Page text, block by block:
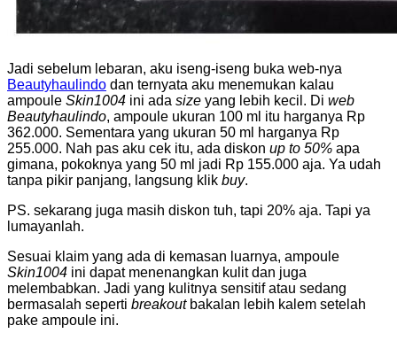
Jadi sebelum lebaran, aku iseng-iseng buka web-nya
Beautyhaulindo dan ternyata aku menemukan kalau
ampoule Skin1004 ini ada size yang lebih kecil. Di web
Beautyhaulindo, ampoule ukuran 100 ml itu harganya Rp
362.000. Sementara yang ukuran 50 ml harganya Rp
255.000. Nah pas aku cek itu, ada diskon up to 50% apa
gimana, pokoknya yang 50 ml jadi Rp 155.000 aja. Ya udah
tanpa pikir panjang, langsung klik buy.
PS. sekarang juga masih diskon tuh, tapi 20% aja. Tapi ya
lumayanlah.
Sesuai klaim yang ada di kemasan luarnya, ampoule
Skin1004 ini dapat menenangkan kulit dan juga
melembabkan. Jadi yang kulitnya sensitif atau sedang
bermasalah seperti breakoutbakalan lebih kalem setelah
pake ampoule ini.